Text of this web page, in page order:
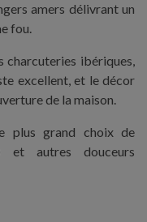
amers délivrant un
fou.
charcuteries ibériques,
excellent, et le décor
de la maison.
plus grand choix de
et autres douceurs